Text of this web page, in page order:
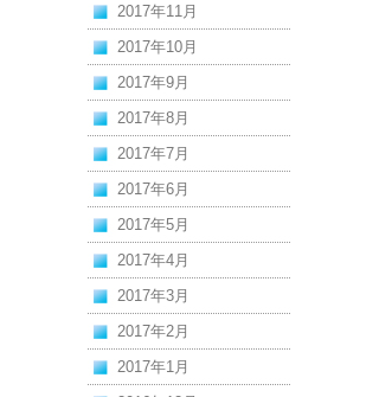
2017年11月
2017年10月
2017年9月
2017年8月
2017年7月
2017年6月
2017年5月
2017年4月
2017年3月
2017年2月
2017年1月